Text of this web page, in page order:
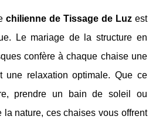
chilienne de Tissage de Luzest
Le mariage de la structure en
confère à chaque chaise une
une relaxation optimale. Que ce
prendre un bain de soleil ou
la nature, ces chaises vous offrent